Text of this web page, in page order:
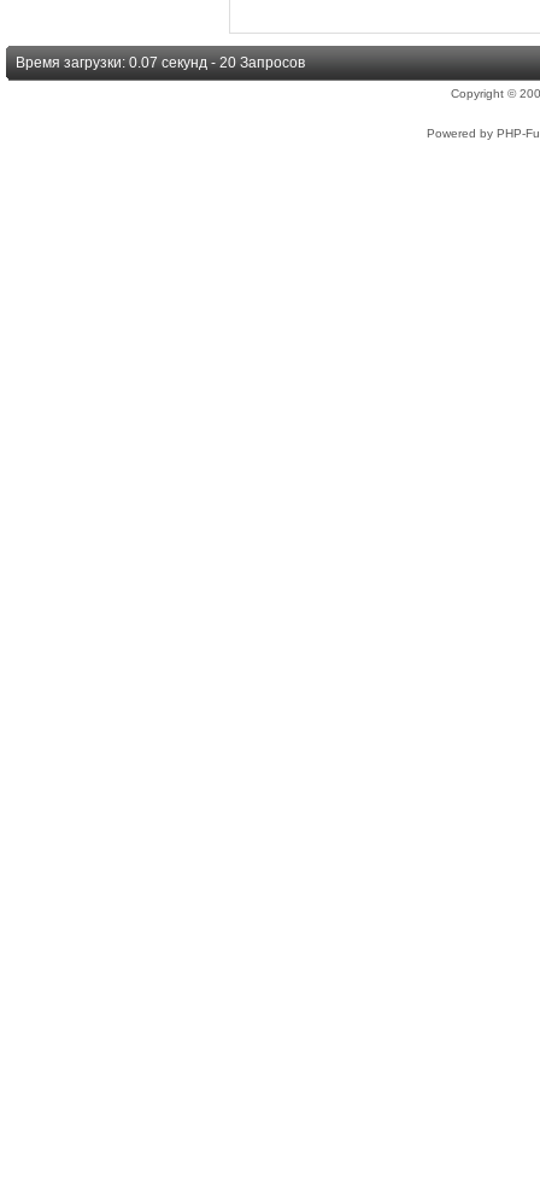
Время загрузки: 0.07 секунд - 20 Запросов
Copyright ©
Powered by PHP-